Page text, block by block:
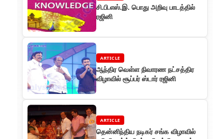
சி.பி.எஸ்.இ. பொது அறிவு பாடத்தில்
ரஜினி
ARTICLE
ஆந்திர வெள்ள நிவாரண நட்சத்திர
விழாவில் சூப்பர் ஸ்டார் ரஜினி
ARTICLE
தென்னிந்திய நடிகர் சங்க விழாவில்